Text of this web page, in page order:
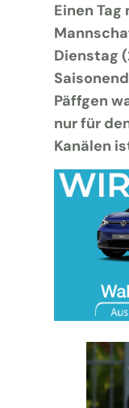
Einen
Dienstag
Päffgen
nur für
Kanälen